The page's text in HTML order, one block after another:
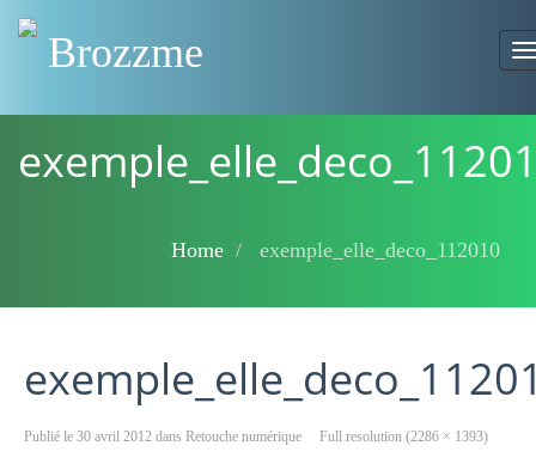
Brozzme
Home exemple_elle_deco_112010
Publié le 30 avril 2012 dans Retouche numérique Full resolution (2286 × 1393)